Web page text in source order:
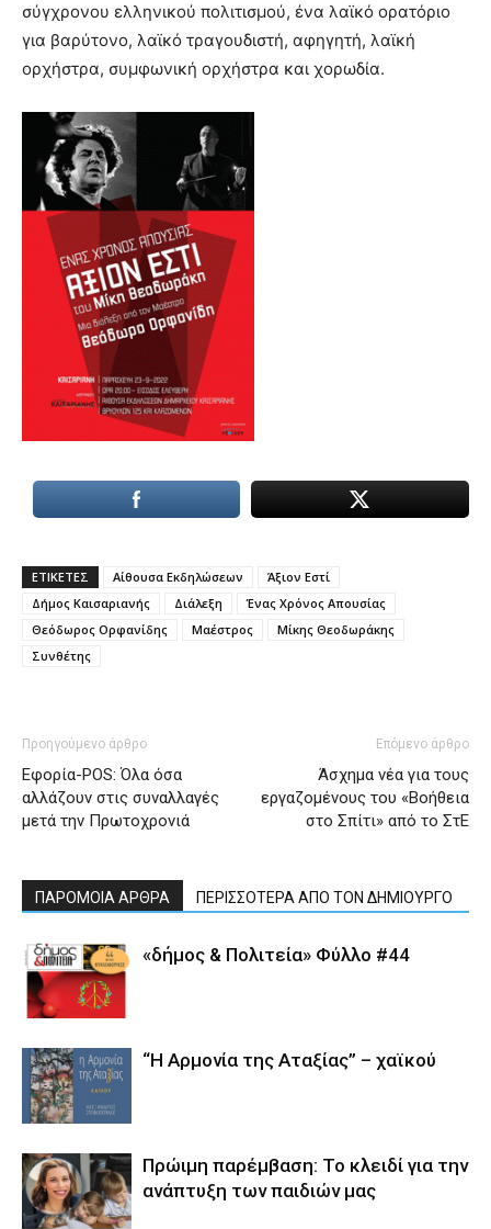
σύγχρονου ελληνικού πολιτισμού, ένα λαϊκό ορατόριο
για βαρύτονο, λαϊκό τραγουδιστή, αφηγητή, λαϊκή
ορχήστρα, συμφωνική ορχήστρα και χορωδία.
ΕΤΙΚΕΤΕΣ Αίθουσα Εκδηλώσεων
Άξιον Εστί
Δήμος Καισαριανής
Διάλεξη
Ένας Χρόνος Απουσίας
Θεόδωρος Ορφανίδης
Μαέστρος
Μίκης Θεοδωράκης
Συνθέτης
Προηγούμενο άρθρο
Eφορία-POS: Όλα όσα
αλλάζουν στις συναλλαγές
μετά την Πρωτοχρονιά
Επόμενο άρθρο
Άσχημα νέα για τους
εργαζομένους του «Βοήθεια
στο Σπίτι» από το ΣτΕ
ΠΑΡΟΜΟΙΑ ΑΡΘΡΑ ΠΕΡΙΣΣΟΤΕΡΑ ΑΠΟ ΤΟΝ ΔΗΜΙΟΥΡΓΟ
«δήμος & Πολιτεία» Φύλλο #44
“Η Αρμονία της Αταξίας” – χαϊκού
Πρώιμη παρέμβαση: Το κλειδί για την
ανάπτυξη των παιδιών µας